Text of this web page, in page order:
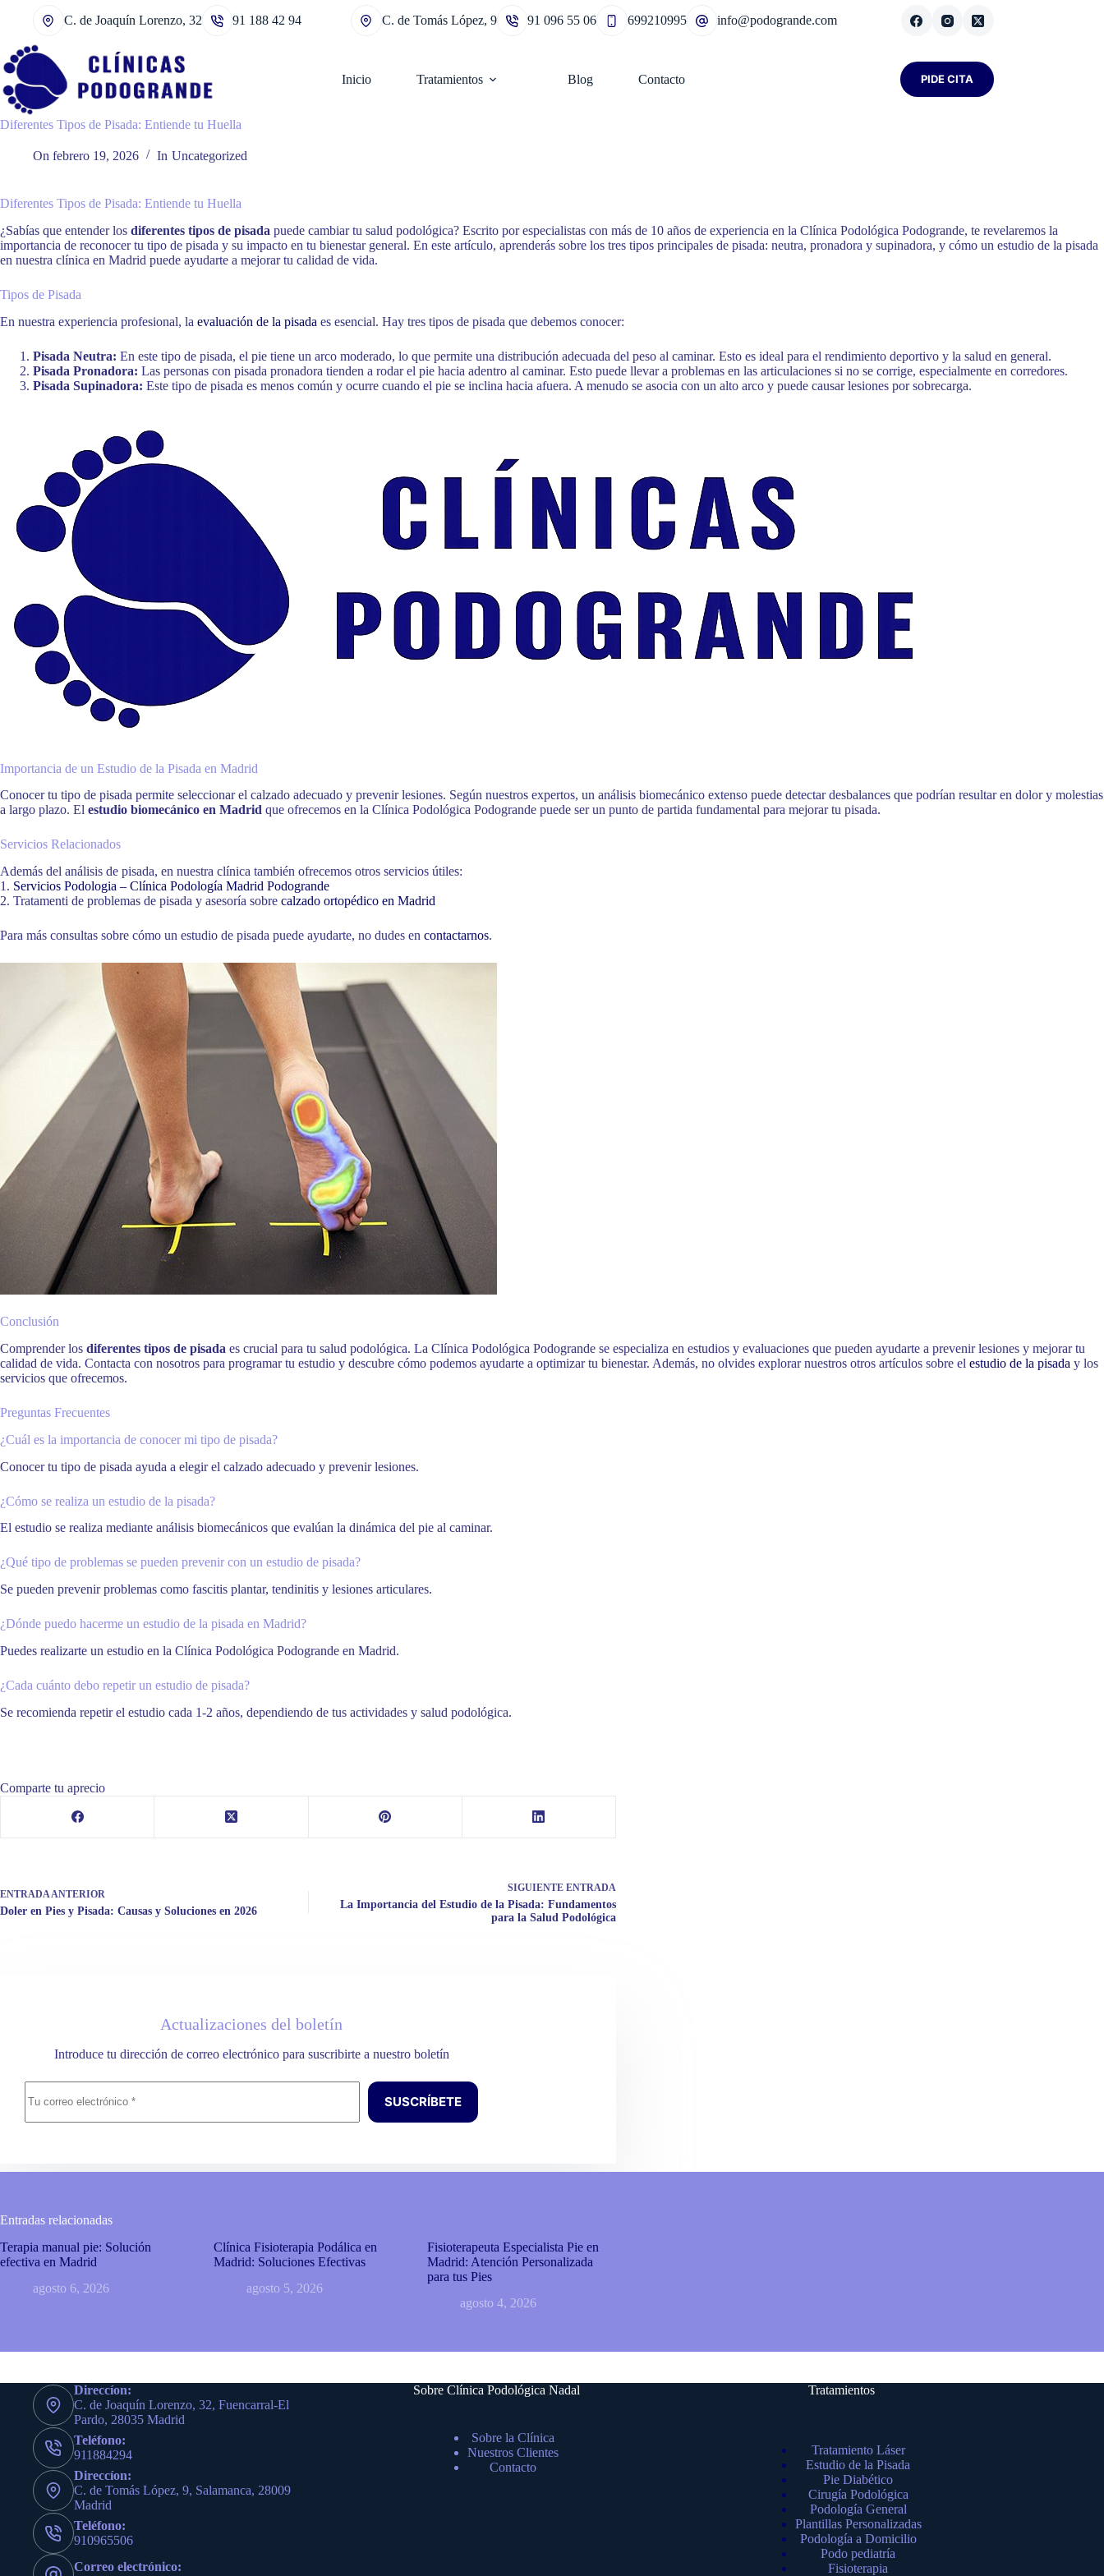
C. de Joaquín Lorenzo, 32 91 188 42 94 C. de Tomás López, 9 91 096 55 06 699210995 info@podogrande.com
Inicio Tratamientos Blog Contacto PIDE CITA
Diferentes Tipos de Pisada: Entiende tu Huella
On febrero 19, 2026 In Uncategorized
Diferentes Tipos de Pisada: Entiende tu Huella
¿Sabías que entender los diferentes tipos de pisada puede cambiar tu salud podológica? Escrito por especialistas con más de 10 años de experiencia en la Clínica Podológica Podogrande, te revelaremos la
importancia de reconocer tu tipo de pisada y su impacto en tu bienestar general. En este artículo, aprenderás sobre los tres tipos principales de pisada: neutra, pronadora y supinadora, y cómo un estudio de la pisada
en nuestra clínica en Madrid puede ayudarte a mejorar tu calidad de vida.
Tipos de Pisada
En nuestra experiencia profesional, la evaluación de la pisada es esencial. Hay tres tipos de pisada que debemos conocer:
Pisada Neutra: En este tipo de pisada, el pie tiene un arco moderado, lo que permite una distribución adecuada del peso al caminar. Esto es ideal para el rendimiento deportivo y la salud en general.
Pisada Pronadora: Las personas con pisada pronadora tienden a rodar el pie hacia adentro al caminar. Esto puede llevar a problemas en las articulaciones si no se corrige, especialmente en corredores.
Pisada Supinadora: Este tipo de pisada es menos común y ocurre cuando el pie se inclina hacia afuera. A menudo se asocia con un alto arco y puede causar lesiones por sobrecarga.
Importancia de un Estudio de la Pisada en Madrid
Conocer tu tipo de pisada permite seleccionar el calzado adecuado y prevenir lesiones. Según nuestros expertos, un análisis biomecánico extenso puede detectar desbalances que podrían resultar en dolor y molestias
a largo plazo. El estudio biomecánico en Madrid que ofrecemos en la Clínica Podológica Podogrande puede ser un punto de partida fundamental para mejorar tu pisada.
Servicios Relacionados
Además del análisis de pisada, en nuestra clínica también ofrecemos otros servicios útiles:
1. Servicios Podologia – Clínica Podología Madrid Podogrande
2. Tratamenti de problemas de pisada y asesoría sobre calzado ortopédico en Madrid
Para más consultas sobre cómo un estudio de pisada puede ayudarte, no dudes en contactarnos.
Conclusión
Comprender los diferentes tipos de pisada es crucial para tu salud podológica. La Clínica Podológica Podogrande se especializa en estudios y evaluaciones que pueden ayudarte a prevenir lesiones y mejorar tu
calidad de vida. Contacta con nosotros para programar tu estudio y descubre cómo podemos ayudarte a optimizar tu bienestar. Además, no olvides explorar nuestros otros artículos sobre el estudio de la pisada y los
servicios que ofrecemos.
Preguntas Frecuentes
¿Cuál es la importancia de conocer mi tipo de pisada?
Conocer tu tipo de pisada ayuda a elegir el calzado adecuado y prevenir lesiones.
¿Cómo se realiza un estudio de la pisada?
El estudio se realiza mediante análisis biomecánicos que evalúan la dinámica del pie al caminar.
¿Qué tipo de problemas se pueden prevenir con un estudio de pisada?
Se pueden prevenir problemas como fascitis plantar, tendinitis y lesiones articulares.
¿Dónde puedo hacerme un estudio de la pisada en Madrid?
Puedes realizarte un estudio en la Clínica Podológica Podogrande en Madrid.
¿Cada cuánto debo repetir un estudio de pisada?
Se recomienda repetir el estudio cada 1-2 años, dependiendo de tus actividades y salud podológica.
Comparte tu aprecio
ENTRADA ANTERIOR
Doler en Pies y Pisada: Causas y Soluciones en 2026
SIGUIENTE ENTRADA
La Importancia del Estudio de la Pisada: Fundamentos
para la Salud Podológica
Actualizaciones del boletín
Introduce tu dirección de correo electrónico para suscribirte a nuestro boletín
SUSCRÍBETE
Entradas relacionadas
Terapia manual pie: Solución
efectiva en Madrid
agosto 6, 2026
Clínica Fisioterapia Podálica en
Madrid: Soluciones Efectivas
agosto 5, 2026
Fisioterapeuta Especialista Pie en
Madrid: Atención Personalizada
para tus Pies
agosto 4, 2026
Direccíon:
C. de Joaquín Lorenzo, 32, Fuencarral-El
Pardo, 28035 Madrid
Teléfono:
911884294
Direccíon:
C. de Tomás López, 9, Salamanca, 28009
Madrid
Teléfono:
910965506
Correo electrónico:
Sobre Clínica Podológica Nadal
Sobre la Clínica
Nuestros Clientes
Contacto
Tratamientos
Tratamiento Láser
Estudio de la Pisada
Pie Diabético
Cirugía Podológica
Podología General
Plantillas Personalizadas
Podología a Domicilio
Podo pediatría
Fisioterapia